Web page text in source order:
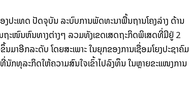
ປະເທດ ປັດຈຸບັນ ລະບົບ​ການ​ພັດທະ​ນາ​ພື້ນຖານ​ໂຄງ​ລ່າງ ​ດ້ານ
ຖະໜົນ​ຫົນທາງ​ຕ່າງໆ ລວມ​ທັງ​ເຂດເສດຖະກິດ​ພິເສດ​ທີ່​ມີ​ຢູ່ 2
າ​ອີກລະດັບ ໂດຍ​ສະເພາະ ໃນ​ຍຸກ​ຂອງການ​ເຊື່ອມ​ໂຍງ​ປະຊາ​ຄົມ​
ກທຸລະກິດໃຫ້​ຄວາມ​ສົນໃຈ​ເຂົ້າ​ໄປ​ລົງທຶນ ໃນ​ຫຼາຍ​ຂະແໜງການ